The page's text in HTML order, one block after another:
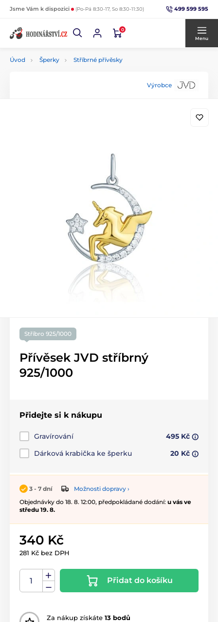
Jsme Vám k dispozici (Po-Pá 8:30-17, So 8:30-11:30) 499 599 595
0
Menu
Úvod Šperky Stříbrné přívěsky
Výrobce
Stříbro 925/1000
Přívěsek JVD stříbrný
925/1000
Přidejte si k nákupu
Gravírování
495 Kč
Dárková krabička ke šperku
20 Kč
3 - 7 dní
Možnosti dopravy ›
Objednávky do 18. 8. 12:00, předpokládané dodání: u vás ve
středu 19. 8.
340 Kč
281 Kč bez DPH
Přidat do košíku
Za nákup získáte 13 bodů